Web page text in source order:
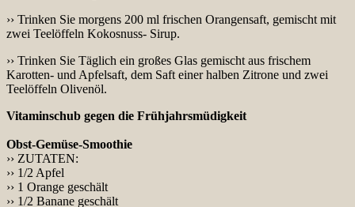
›› Trinken Sie morgens 200 ml frischen Orangensaft, gemischt mit
zwei Teelöffeln Kokosnuss- Sirup.
›› Trinken Sie Täglich ein großes Glas gemischt aus frischem
Karotten- und Apfelsaft, dem Saft einer halben Zitrone und zwei
Teelöffeln Olivenöl.
Vitaminschub gegen die Frühjahrsmüdigkeit
Obst-Gemüse-Smoothie
›› ZUTATEN:
›› 1/2 Apfel
›› 1 Orange geschält
›› 1/2 Banane geschält